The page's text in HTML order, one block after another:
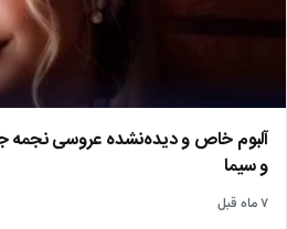
آلبوم خاص و دیده‌نشده عروسی
و سیما
۷ ماه قبل